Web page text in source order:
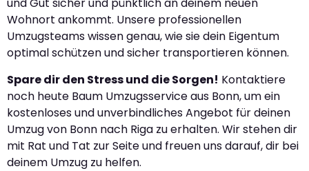
und Gut sicher und pünktlich an deinem neuen
Wohnort ankommt. Unsere professionellen
Umzugsteams wissen genau, wie sie dein Eigentum
optimal schützen und sicher transportieren können.
Spare dir den Stress und die Sorgen! Kontaktiere
noch heute Baum Umzugsservice aus Bonn, um ein
kostenloses und unverbindliches Angebot für deinen
Umzug von Bonn nach Riga zu erhalten. Wir stehen dir
mit Rat und Tat zur Seite und freuen uns darauf, dir bei
deinem Umzug zu helfen.